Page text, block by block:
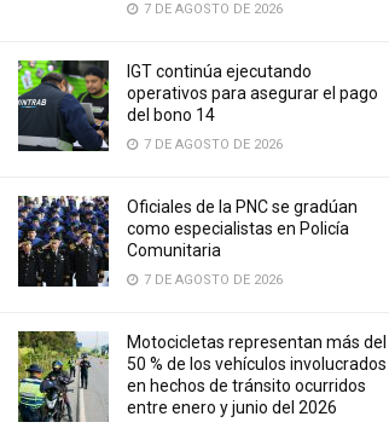
7 DE AGOSTO DE 2026
IGT continúa ejecutando
operativos para asegurar el pago
del bono 14
7 DE AGOSTO DE 2026
Oficiales de la PNC se gradúan
como especialistas en Policía
Comunitaria
7 DE AGOSTO DE 2026
Motocicletas representan más del
50 % de los vehículos involucrados
en hechos de tránsito ocurridos
entre enero y junio del 2026